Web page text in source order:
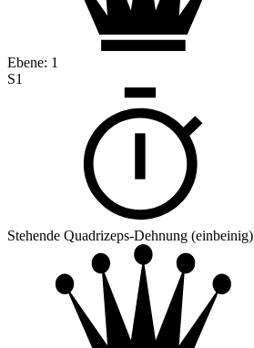
Ebene: 1
S1
Stehende Quadrizeps-Dehnung (einbeinig)